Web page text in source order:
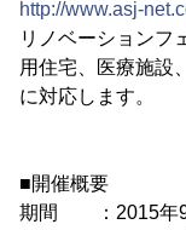
http://www.asj-
リノベーションフ
用住宅、医療施設
に対応します。
■開催概要
期間 ：2015年9